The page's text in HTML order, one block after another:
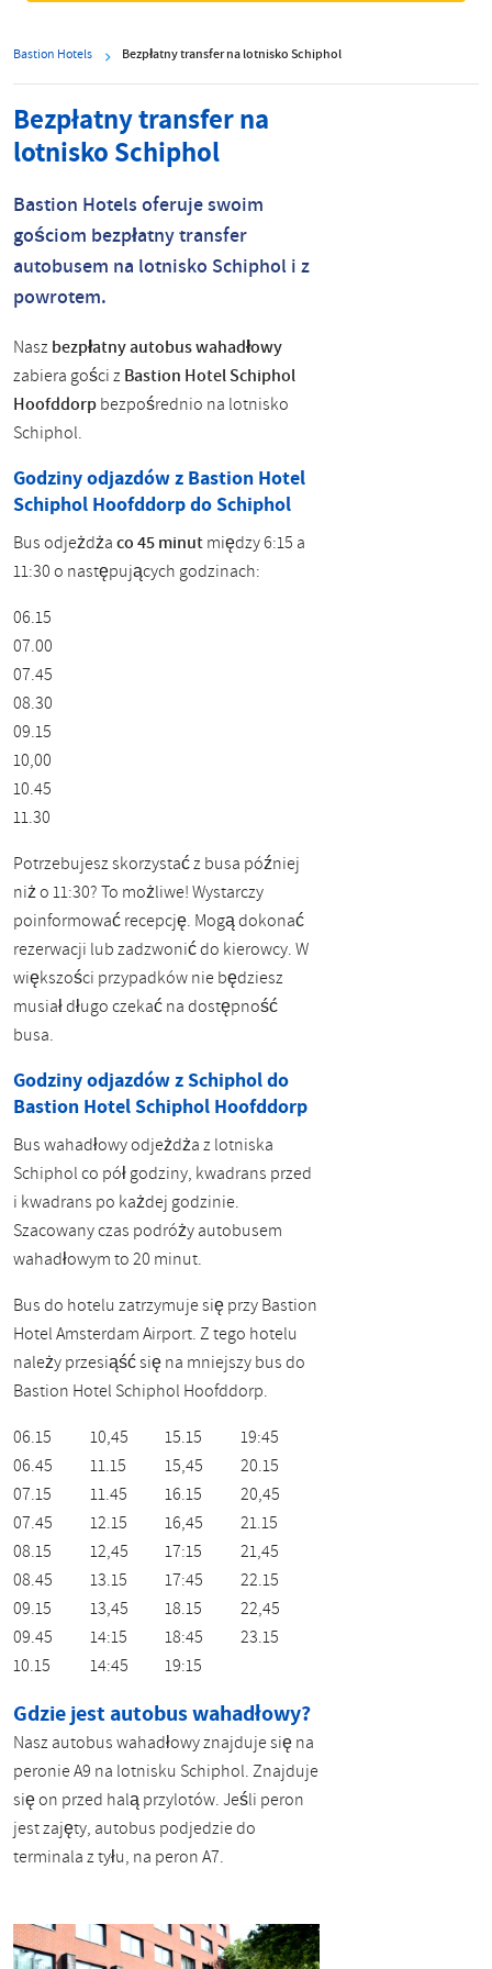
Bastion Hotels Bezpłatny transfer na lotnisko Schiphol
Bezpłatny transfer na
lotnisko Schiphol
Bastion Hotels oferuje swoim
gościom bezpłatny transfer
autobusem na lotnisko Schiphol i z
powrotem.
Naszbezpłatny autobus wahadłowy
zabiera gości zBastion Hotel Schiphol
Hoofddorpbezpośrednio na lotnisko
Schiphol.
Godziny odjazdów z Bastion Hotel
Schiphol Hoofddorp do Schiphol
Bus odjeżdżaco 45 minutmiędzy 6:15 a
11:30 o następujących godzinach:
06.15
07.00
07.45
08.30
09.15
10,00
10.45
11.30
Potrzebujesz skorzystać z busa później
niż o 11:30? To możliwe! Wystarczy
poinformować recepcję. Mogą dokonać
rezerwacji lub zadzwonić do kierowcy. W
większości przypadków nie będziesz
musiał długo czekać na dostępność
busa.
Godziny odjazdów z Schiphol do
Bastion Hotel Schiphol Hoofddorp
Bus wahadłowy odjeżdża z lotniska
Schiphol co pół godziny, kwadrans przed
i kwadrans po każdej godzinie.
Szacowany czas podróży autobusem
wahadłowym to 20 minut.
Bus do hotelu zatrzymuje się przy Bastion
Hotel Amsterdam Airport. Z tego hotelu
należy przesiąść się na mniejszy bus do
Bastion Hotel Schiphol Hoofddorp.
06.15
06.45
07.15
07.45
08.15
08.45
09.15
09.45
10.15
10,45
11.15
11.45
12.15
12,45
13.15
13,45
14:15
14:45
15.15
15,45
16.15
16,45
17:15
17:45
18.15
18:45
19:15
19:45
20.15
20,45
21.15
21,45
22.15
22,45
23.15
Gdzie jest autobus wahadłowy?
Nasz autobus wahadłowy znajduje się na
peronie A9 na lotnisku Schiphol. Znajduje
się on przed halą przylotów. Jeśli peron
jest zajęty, autobus podjedzie do
terminala z tyłu, na peron A7.